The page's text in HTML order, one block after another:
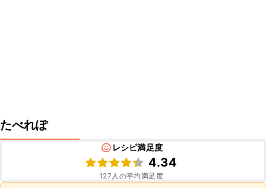
たべれぽ
レシピ満足度
4.34
127 人の平均満足度